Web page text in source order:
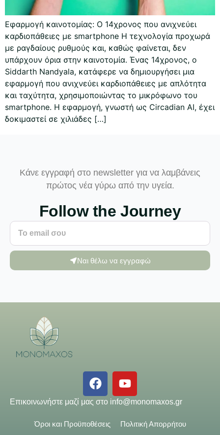
Εφαρμογή καινοτομίας: Ο 14χρονος που ανιχνεύει
καρδιοπάθειες με smartphone Η τεχνολογία προχωρά
με ραγδαίους ρυθμούς και, καθώς φαίνεται, δεν
υπάρχουν όρια στην καινοτομία. Ένας 14χρονος, ο
Siddarth Nandyala, κατάφερε να δημιουργήσει μια
εφαρμογή που ανιχνεύει καρδιοπάθειες με απλότητα
και ταχύτητα, χρησιμοποιώντας το μικρόφωνο του
smartphone. Η εφαρμογή, γνωστή ως Circadian AI, έχει
δοκιμαστεί σε χιλιάδες […]
Κάνε εγγραφή στο newsletter για να λαμβάνεις
πρώτος νέα γύρω από την υγεία.
Follow the Journey
Ναι θέλω να εγγραφώ
Επικοινωνήστε μαζί μας στο info@monomaxos.gr
Όροι και Προϋποθέσεις Πολιτική Απορρήτου